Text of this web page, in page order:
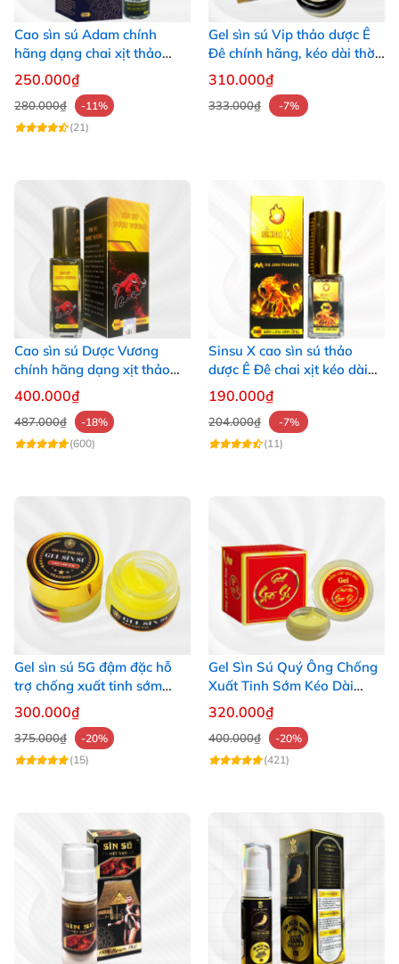
Cao sìn sú Adam chính
hãng dạng chai xịt thảo
dược Ê Đê Việt Nam
250.000₫
280.000₫
-11%
(21)
Gel sìn sú Vip thảo dược Ê
Đê chính hãng, kéo dài thời
gian quan hệ giá tốt
310.000₫
333.000₫ -7%
Cao sìn sú Dược Vương
chính hãng dạng xịt thảo
dược Ê Đê Tây Nguyên
400.000₫
487.000₫
-18%
(600)
Sinsu X cao sìn sú thảo
dược Ê Đê chai xịt kéo dài
sinh lý
190.000₫
204.000₫
-7%
(11)
Gel sìn sú 5G đậm đặc hỗ
trợ chống xuất tinh sớm
hiệu quả
300.000₫
375.000₫
-20%
(15)
Gel Sìn Sú Quý Ông Chống
Xuất Tinh Sớm Kéo Dài
Cuộc Yêu
320.000₫
400.000₫
-20%
(421)